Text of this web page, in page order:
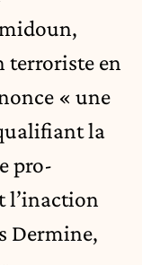
terroriste en
« une
la
pro-
l’inaction
Dermine,